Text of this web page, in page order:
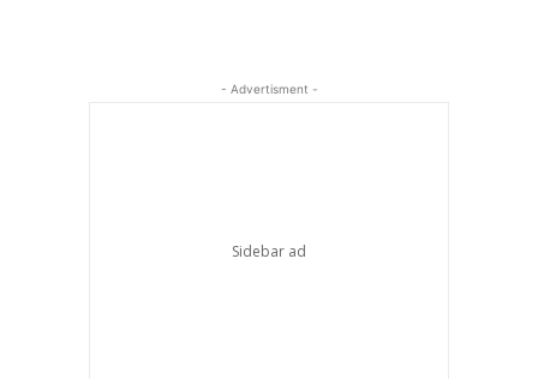
- Advertisment -